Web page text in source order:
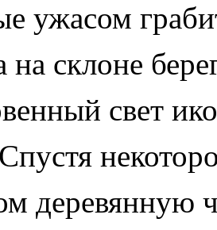
ужасом
на склоне
свет
деревянную